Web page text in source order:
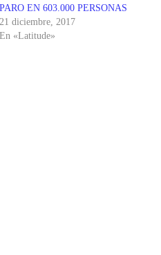
PARO EN 603.000 PERSONAS
21 diciembre, 2017
En «Latitude»